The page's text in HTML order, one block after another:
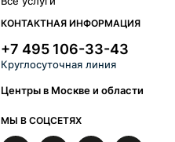
Westlake
235/55 R17
КОНТАКТНАЯ ИНФОРМАЦИЯ
+7 495 106-33-43
Круглосуточная линия
Центры в Москве и области
МЫ В СОЦСЕТЯХ